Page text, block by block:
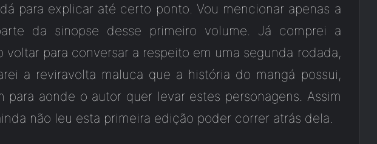
para explicar até certo ponto. Vou mencionar apenas a
da sinopse desse primeiro volume. Já comprei a
voltar para conversar a respeito em uma segunda rodada,
a reviravolta maluca que a história do mangá possui,
para aonde o autor quer levar estes personagens. Assim
não leu esta primeira edição poder correr atrás dela.